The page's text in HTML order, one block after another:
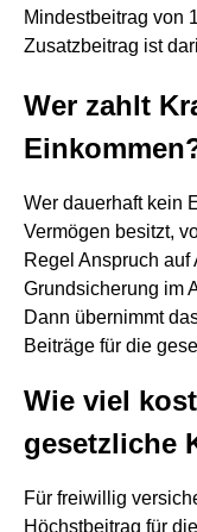
Mindestbeitrag von
Zusatzbeitrag ist
Wer zahlt
Wer dauerhaft kein
Vermögen besitzt,
Regel Anspruch auf
Grundsicherung im
Dann übernimmt
Beiträge für die
Wie viel
gesetzliche
Für freiwillig
Höchstbeitrag für